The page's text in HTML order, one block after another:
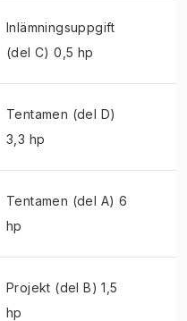
Inlämningsuppgift
(del C) 0,5 hp
Tentamen (del D)
3,3 hp
Tentamen (del A) 6
hp
Projekt (del B) 1,5
hp